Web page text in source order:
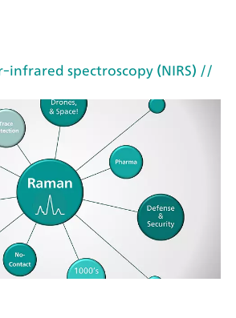
infrared spectroscopy (NIRS) //